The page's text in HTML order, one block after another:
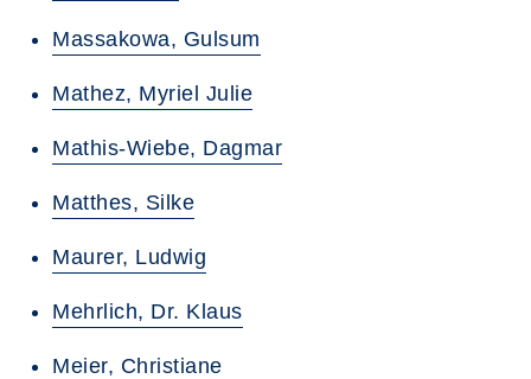
Massakowa, Gulsum
Mathez, Myriel Julie
Mathis-Wiebe, Dagmar
Matthes, Silke
Maurer, Ludwig
Mehrlich, Dr. Klaus
Meier, Christiane